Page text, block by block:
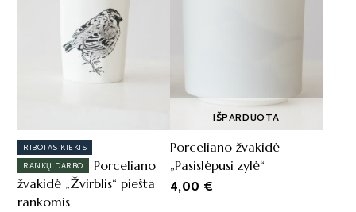
RIBOTAS KIEKIS
RANKŲ DARBO
Porceliano
žvakidė „Žvirblis“ piešta
rankomis
Porceliano žvakidė
„Pasislėpusi zylė“
4,00 €
IŠPARDUOTA